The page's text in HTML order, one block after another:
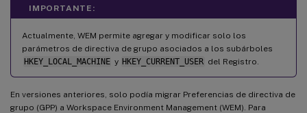
IMPORTANTE:
Actualmente, WEM permite agregar y modificar solo los
parámetros de directiva de grupo asociados a los subárboles
HKEY_LOCAL_MACHINE y HKEY_CURRENT_USER del Registro.
En versiones anteriores, solo podía migrar Preferencias de directiva de
grupo (GPP) a Workspace Environment Management (WEM). Para